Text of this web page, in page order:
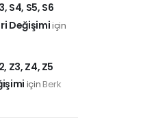
S4, S5, S6
Değişimiiçin
Z3, Z4, Z5
için Berk